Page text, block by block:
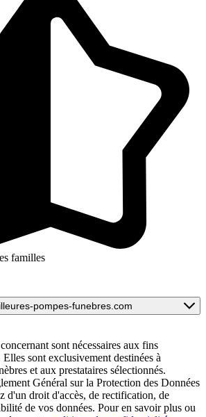
familles
pompes-funebres.com
sont nécessaires aux fins
sont exclusivement destinées à
et aux prestataires sélectionnés.
Général sur la Protection des Données
d'un droit d'accès, de rectification, de
de vos données. Pour en savoir plus ou